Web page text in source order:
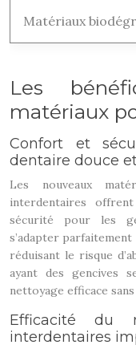
Matériaux
Les
matériaux
Confort et
dentaire douce
Les nouveaux
interdentaires
sécurité pour les
s’adapter
réduisant le risque
ayant des gencives
nettoyage efficace
Efficacité du
interdentaires